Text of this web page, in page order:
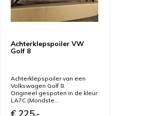
Achterklepspoiler VW
Golf 8
Achterklepspoiler van een
Volkswagen Golf 8.
Origineel gespoten in de kleur
LA7C (Mondste...
€ 225,-